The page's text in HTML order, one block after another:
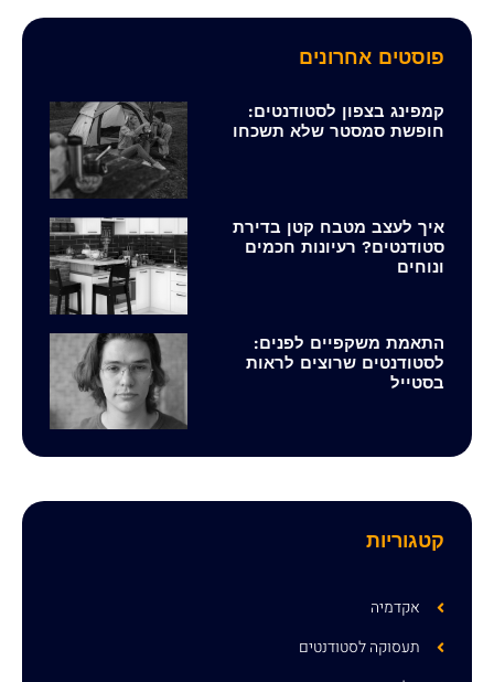
פוסטים אחרונים
קמפינג בצפון לסטודנטים:
חופשת סמסטר שלא תשכחו
איך לעצב מטבח קטן בדירת
סטודנטים? רעיונות חכמים
ונוחים
התאמת משקפיים לפנים:
לסטודנטים שרוצים לראות
בסטייל
קטגוריות
אקדמיה
תעסוקה לסטודנטים